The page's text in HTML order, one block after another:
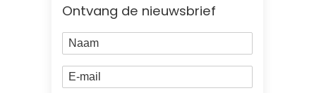
Ontvang de nieuwsbrief
Naam
E-mail